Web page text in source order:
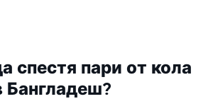
спестя пари от кола
Бангладеш?